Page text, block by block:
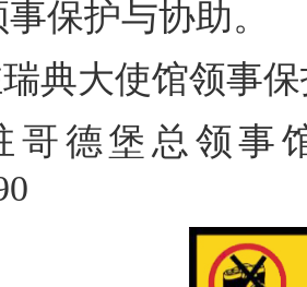
保护与协助。
典大使馆领事保
哥德堡总领事